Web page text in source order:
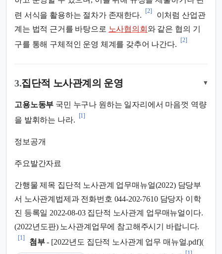
련 서식을 활용하는 절차가 존재한다.
[2]
이처럼 산업관
계는 법적 근거를 바탕으로 노사협의회 와 같은 협의 기
구를 통해 구체적인 운영 체계를 갖추어 나간다.
[2]
3.집단적 노사관계의 운영 ▾
고용노동부 국민 누구나 원하는 일자리에서 마음껏 역량
을 발휘하는 나라.
[1]
정보공개
주요발간자료
간행물 제목 집단적 노사관계 업무매뉴얼(2022) 담당부
서 노사관계법제과 전화번호 044-202-7610 담당자 이학
진 등록일 2022-08-03 집단적 노사관계 업무매뉴얼이다.
(2022년도판) 노사관계업무에 참고해주시기 바랍니다.
[1]
첨부- [2022년도 집단적 노사관계 업무 매뉴얼.pdf](